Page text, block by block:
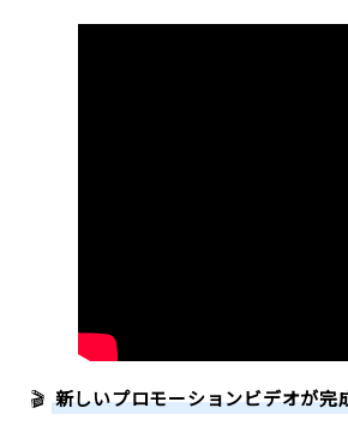
🎬 新しいプロモーションビデオが完